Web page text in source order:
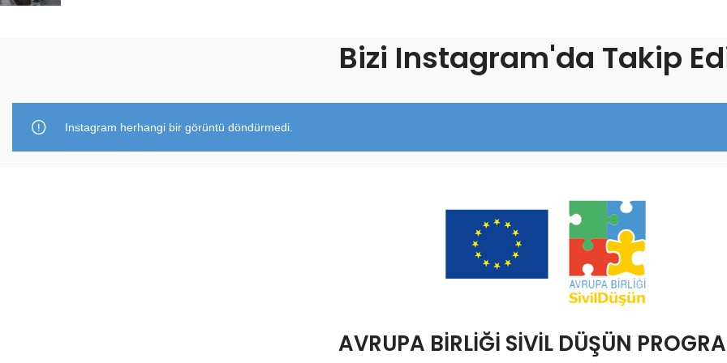
Bizi Instagram'da Takip
Instagram herhangi bir görüntü döndürmedi.
AVRUPA BİRLİĞİ SİVİL DÜŞÜN